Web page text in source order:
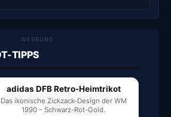
WERBUNG
TIPPS
adidas DFB Retro-Heimtrikot
Das ikonische Zickzack-Design der WM
1990 – Schwarz-Rot-Gold.